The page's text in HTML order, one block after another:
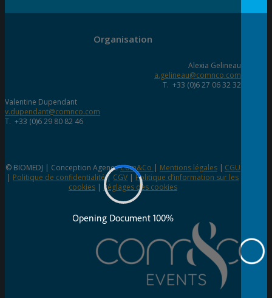
Organisation
Alexia Gelineau
a.gelineau@comnco.com
T. +33 (0)6 27 06 32 32
Valentine Dupendant
v.dupendant@comnco.com
T. +33 (0)6 29 80 82 46
© BIOMEDJ | Conception AgenceCom&Co | Mentions légales| CGU
| Politique de confidentialité| CGV | Politique d’information sur les
cookies| Réglages des cookies